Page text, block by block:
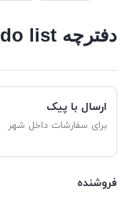
دفترچه to do list (تو دو لیست)
ارسال با پیک
برای سفارشات داخل شهر
فروشنده